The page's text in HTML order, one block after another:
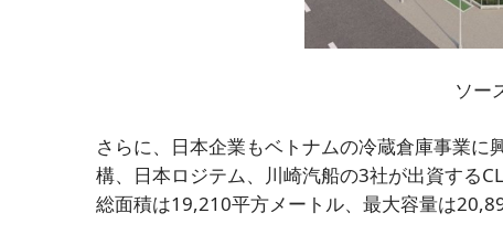
ソー
さらに、日本企業もベトナムの冷蔵倉庫事業
構、日本ロジテム、川崎汽船の3社が出資する
総面積は19,210平方メートル、最大容量は